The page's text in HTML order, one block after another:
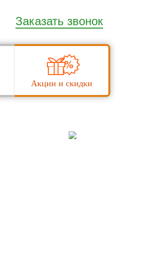
Заказать звонок
Акции и скидки